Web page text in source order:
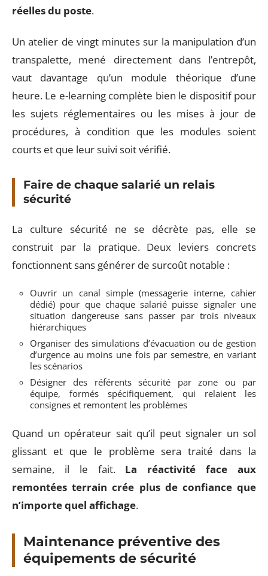
réelles du poste.
Un atelier de vingt minutes sur la manipulation d’un
transpalette, mené directement dans l’entrepôt,
vaut davantage qu’un module théorique d’une
heure. Le e-learning complète bien le dispositif pour
les sujets réglementaires ou les mises à jour de
procédures, à condition que les modules soient
courts et que leur suivi soit vérifié.
Faire de chaque salarié un relais
sécurité
La culture sécurité ne se décrète pas, elle se
construit par la pratique. Deux leviers concrets
fonctionnent sans générer de surcoût notable :
Ouvrir un canal simple (messagerie interne, cahier
dédié) pour que chaque salarié puisse signaler une
situation dangereuse sans passer par trois niveaux
hiérarchiques
Organiser des simulations d’évacuation ou de gestion
d’urgence au moins une fois par semestre, en variant
les scénarios
Désigner des référents sécurité par zone ou par
équipe, formés spécifiquement, qui relaient les
consignes et remontent les problèmes
Quand un opérateur sait qu’il peut signaler un sol
glissant et que le problème sera traité dans la
semaine, il le fait. La réactivité face aux
remontées terrain crée plus de confiance que
n’importe quel affichage.
Maintenance préventive des
équipements de sécurité